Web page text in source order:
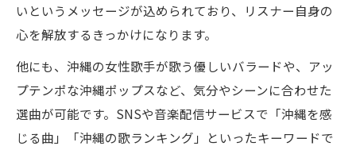
いというメッセージが込められており、リスナー自身の
心を解放するきっかけになります。
他にも、沖縄の女性歌手が歌う優しいバラードや、アッ
プテンポな沖縄ポップスなど、気分やシーンに合わせた
選曲が可能です。SNSや音楽配信サービスで「沖縄を感
じる曲」「沖縄の歌ランキング」といったキーワードで